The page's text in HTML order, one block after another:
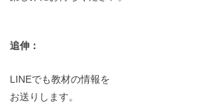
追伸：
LINEでも教材の情報を
お送りします。